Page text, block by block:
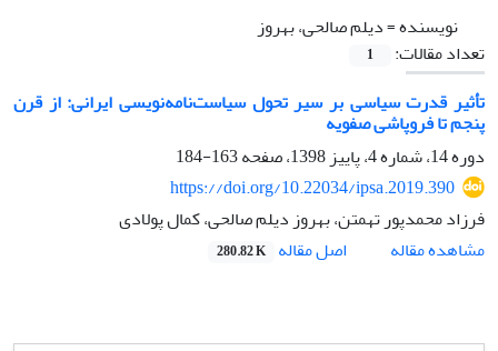
نویسنده =دیلم صالحی، بهروز
تعداد مقالات:
1
تأثیر قدرت سیاسی بر سیر تحول سیاست‌نامه‌نویسی ایرانی: از قرن
پنجم تا فروپاشی صفویه
دوره 14، شماره 4، پاییز 1398، صفحه
163-184
https://doi.org/10.22034/ipsa.2019.390
فرزاد محمدپور تهمتن، بهروز دیلم صالحی، کمال پولادی
مشاهده مقاله
اصل مقاله 280.82 K